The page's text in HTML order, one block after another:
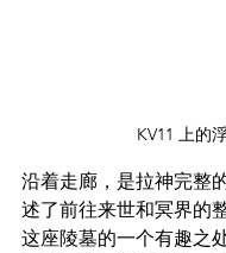
KV11 上的
沿着走廊，是拉神完整
述了前往来世和冥界的
这座陵墓的一个有趣之